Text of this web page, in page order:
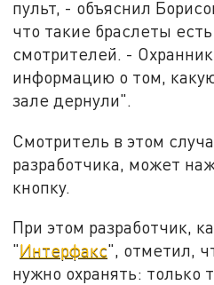
пульт, - объяснил
что такие браслеты
смотрителей. -
информацию о том,
зале дернули".
Смотритель в этом
разработчика, может
кнопку.
При этом разработчик,
"Интерфакс", отметил,
нужно охранять: только